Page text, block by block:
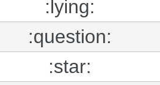
:lying:
:question:
:star: